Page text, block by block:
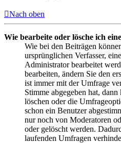
Nach oben
Wie bearbeite oder lösche ich
Wie bei den Beiträgen
ursprünglichen Verfasser,
Administrator bearbeitet
bearbeiten, ändern Sie den
ist immer mit der Umfrage
Stimme abgegeben hat,
löschen oder die
schon ein Benutzer
nur noch von Moderatoren
oder gelöscht werden.
laufenden Umfragen